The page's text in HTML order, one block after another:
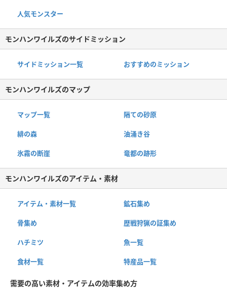
人気モンスター
モンハンワイルズのサイドミッション
サイドミッション一覧 おすすめのミッション
モンハンワイルズのマップ
マップ一覧 隔ての砂原
緋の森 油涌き谷
氷霧の断崖 竜都の跡形
モンハンワイルズのアイテム・素材
アイテム・素材一覧 鉱石集め
骨集め 歴戦狩猟の証集め
ハチミツ 魚一覧
食材一覧 特産品一覧
需要の高い素材・アイテムの効率集め方